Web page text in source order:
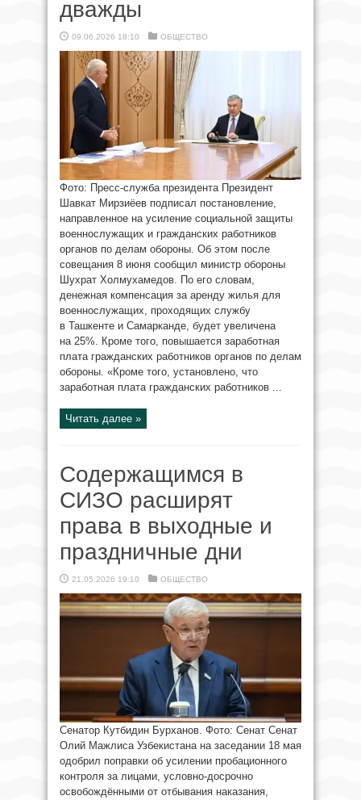
дважды
09.06.2026 18:10 ОБЩЕСТВО
Фото: Пресс-служба президента Президент
Шавкат Мирзиёев подписал постановление,
направленное на усиление социальной защиты
военнослужащих и гражданских работников
органов по делам обороны. Об этом после
совещания 8 июня сообщил министр обороны
Шухрат Холмухамедов. По его словам,
денежная компенсация за аренду жилья для
военнослужащих, проходящих службу
в Ташкенте и Самарканде, будет увеличена
на 25%. Кроме того, повышается заработная
плата гражданских работников органов по делам
обороны. «Кроме того, установлено, что
заработная плата гражданских работников ...
Читать далее »
Содержащимся в
СИЗО расширят
права в выходные и
праздничные дни
21.05.2026 19:10 ОБЩЕСТВО
Сенатор Кутбидин Бурханов. Фото: Сенат Сенат
Олий Мажлиса Узбекистана на заседании 18 мая
одобрил поправки об усилении пробационного
контроля за лицами, условно-досрочно
освобождёнными от отбывания наказания,